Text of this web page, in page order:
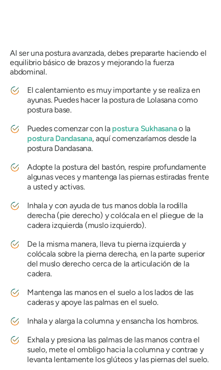
Al ser una postura avanzada, debes prepararte haciendo el
equilibrio básico de brazos y mejorando la fuerza
abdominal.
El calentamiento es muy importante y se realiza en
ayunas. Puedes hacer la postura de Lolasana como
postura base.
Puedes comenzar con la postura Sukhasanao la
postura Dandasana, aquí comenzaríamos desde la
postura Dandasana.
Adopte la postura del bastón, respire profundamente
algunas veces y mantenga las piernas estiradas frente
a usted y activas.
Inhala y con ayuda de tus manos dobla la rodilla
derecha (pie derecho) y colócala en el pliegue de la
cadera izquierda (muslo izquierdo).
De la misma manera, lleva tu pierna izquierda y
colócala sobre la pierna derecha, en la parte superior
del muslo derecho cerca de la articulación de la
cadera.
Mantenga las manos en el suelo a los lados de las
caderas y apoye las palmas en el suelo.
Inhala y alarga la columna y ensancha los hombros.
Exhala y presiona las palmas de las manos contra el
suelo, mete el ombligo hacia la columna y contrae y
levanta lentamente los glúteos y las piernas del suelo.